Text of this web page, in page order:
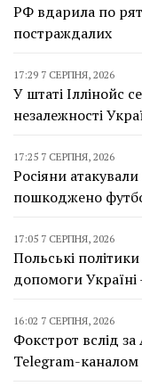
РФ вдарила по
постраждалих
17:29 7 СЕРПНЯ, 2026
У штаті Іллінойс
незалежності
17:25 7 СЕРПНЯ, 2026
Росіяни
пошкоджено
17:05 7 СЕРПНЯ, 2026
Польські
допомоги
16:02 7 СЕРПНЯ, 2026
Фокстрот вслід
Telegram-каналом